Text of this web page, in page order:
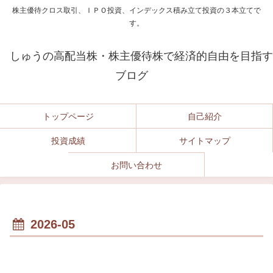
株主優待クロス取引、ＩＰＯ投資、インデックス積み立て投資の３本立てで
す。
しゅうの高配当株・株主優待株で経済的自由を目指す
ブログ
トップページ 自己紹介
投資成績 サイトマップ
お問い合わせ
2026-05